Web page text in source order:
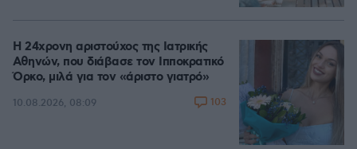
Η 24χρονη αριστούχος της Ιατρικής
Αθηνών, που διάβασε τον Ιπποκρατικό
Όρκο, μιλά για τον «άριστο γιατρό»
10.08.2026, 08:09 103